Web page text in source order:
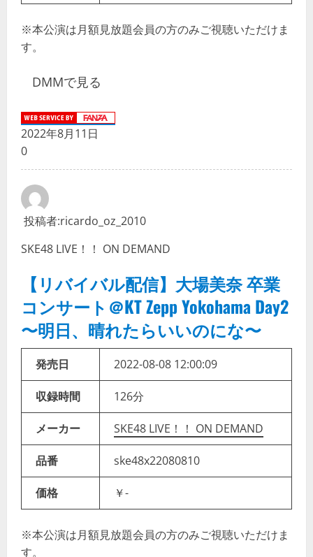
※本公演は月額見放題会員の方のみご視聴いただけま
す。
DMMで見る
2022年8月11日
0
投稿者:ricardo_oz_2010
SKE48 LIVE！！ ON DEMAND
【リバイバル配信】大場美奈 卒業
コンサート＠KT Zepp Yokohama Day2
〜明日、晴れたらいいのにな〜
発売日 2022-08-08 12:00:09
収録時間 126分
メーカー SKE48 LIVE！！ ON DEMAND
品番 ske48x22080810
価格 ￥-
※本公演は月額見放題会員の方のみご視聴いただけま
す。